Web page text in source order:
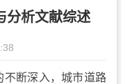
分析文献综述
不断深入，城市道路